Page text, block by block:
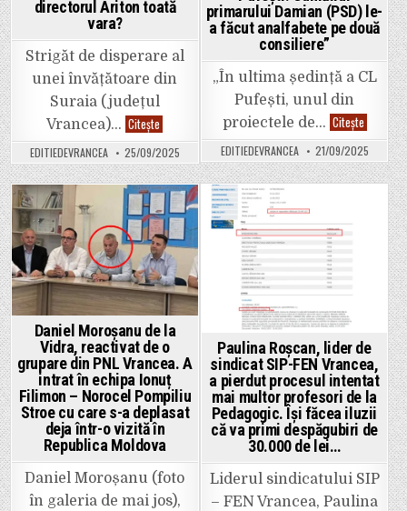
contract
Primăria
care
vrea
acum
să-
l
evacueze.
concurs
directorul Ariton toată
vara?
Strigăt de disperare al
unei învățătoare din
Suraia (județul
Vrancea)… Citește
elevi
cu
probleme
de
comportament
grave
sunt
ținuți
într-
o
singură
clasă,
la
Școala
Gimnazială
Suraia.
Ce
a
făcut
directorul
Ariton
toată
vara?
EDITIEDEVRANCEA 25/09/2025
primarului Damian (PSD) le-
a făcut analfabete pe două
consiliere”
„În ultima ședință a CL
Pufești, unul din
proiectele de… CiteșteVocea
„Limbaj
suburban
în
ședința
Pufești!
Cumătrul
Damian
(PSD)
EDITIEDEVRANCEA 21/09/2025
Posted
in
Daniel Moroșanu de la
Vidra, reactivat de o
grupare din PNL Vrancea. A
intrat în echipa Ionuț
Filimon – Norocel Pompiliu
Stroe cu care s-a deplasat
deja într-o vizită în
Republica Moldova
Daniel Moroșanu (foto
în galeria de mai jos),
Posted
Paulina Roșcan, lider de
sindicat SIP-FEN Vrancea,
a pierdut procesul intentat
mai multor profesori de la
Pedagogic. Își făcea iluzii
că va primi despăgubiri de
30.000 de lei…
Liderul sindicatului SIP
– FEN Vrancea, Paulina